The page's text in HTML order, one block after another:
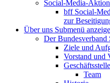
Social-Media-
bff Social-
zur
Über uns Submenü
Der Bundesverband
Ziele und
Vorstand und
Geschäftsstelle
Team